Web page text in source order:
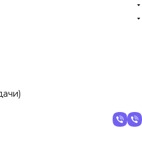
"high-load"
серии
и фланцевые решения